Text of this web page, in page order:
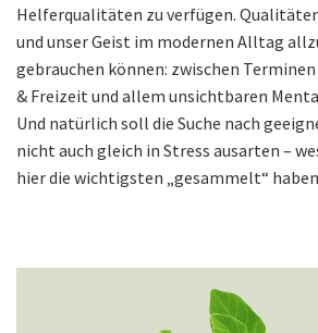
Helferqualitäten zu verfügen.
und unser Geist im modernen Alltag
gebrauchen können: zwischen
& Freizeit und allem unsichtbaren
Und natürlich soll die Suche nach
nicht auch gleich in Stress ausarten –
hier die wichtigsten „gesammelt“